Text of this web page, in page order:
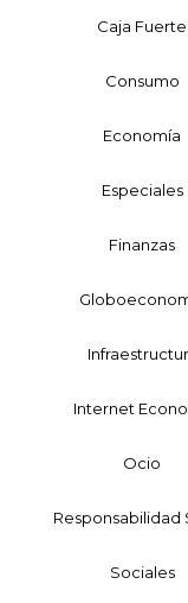
Caja Fuerte
Consumo
Economía
Especiales
Finanzas
Internet
Ocio
Responsabilidad
Sociales